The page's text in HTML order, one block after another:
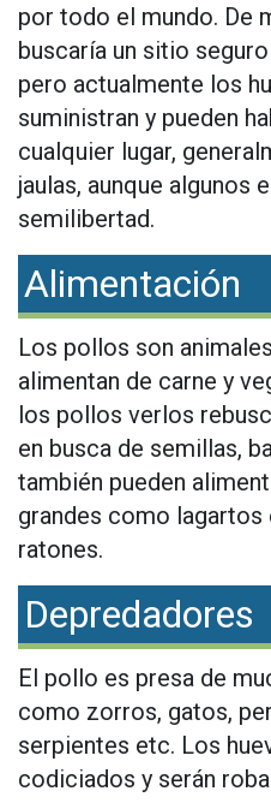
por todo el mundo. De
buscaría un sitio
pero actualmente los
suministran y pueden
cualquier lugar,
jaulas, aunque algunos
semilibertad.
Alimentación
Los pollos son
alimentan de carne y
los pollos verlos
en busca de semillas,
también pueden
grandes como lagartos
ratones.
Depredadores
El pollo es presa de
como zorros, gatos,
serpientes etc. Los
codiciados y serán